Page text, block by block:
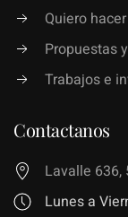
Quiero
Propuestas
Trabajos e
Contactanos
Lavalle 636,
Lunes a